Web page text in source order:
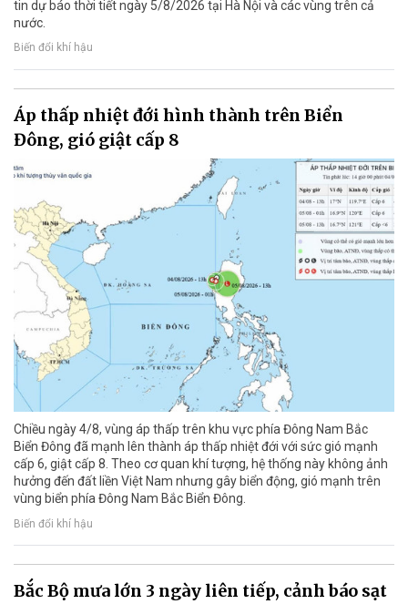
tin dự báo thời tiết ngày 5/8/2026 tại Hà Nội và các vùng trên cả
nước.
Biến đổi khí hậu
Áp thấp nhiệt đới hình thành trên Biển
Đông, gió giật cấp 8
Chiều ngày 4/8, vùng áp thấp trên khu vực phía Đông Nam Bắc
Biển Đông đã mạnh lên thành áp thấp nhiệt đới với sức gió mạnh
cấp 6, giật cấp 8. Theo cơ quan khí tượng, hệ thống này không ảnh
hưởng đến đất liền Việt Nam nhưng gây biển động, gió mạnh trên
vùng biển phía Đông Nam Bắc Biển Đông.
Biến đổi khí hậu
Bắc Bộ mưa lớn 3 ngày liên tiếp, cảnh báo sạt